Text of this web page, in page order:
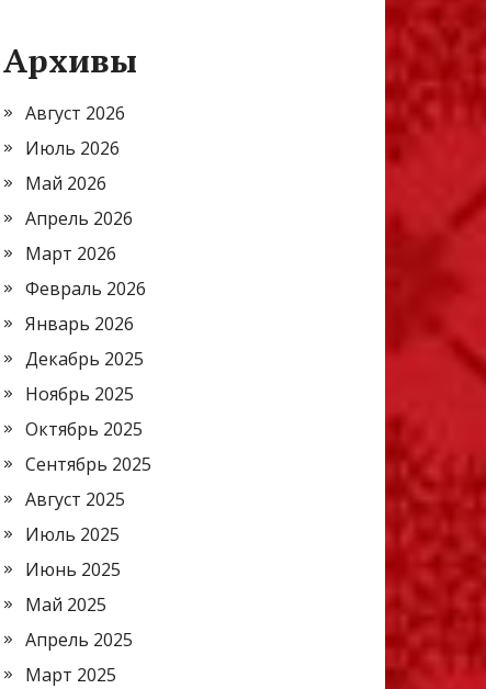
Архивы
Август 2026
Июль 2026
Май 2026
Апрель 2026
Март 2026
Февраль 2026
Январь 2026
Декабрь 2025
Ноябрь 2025
Октябрь 2025
Сентябрь 2025
Август 2025
Июль 2025
Июнь 2025
Май 2025
Апрель 2025
Март 2025